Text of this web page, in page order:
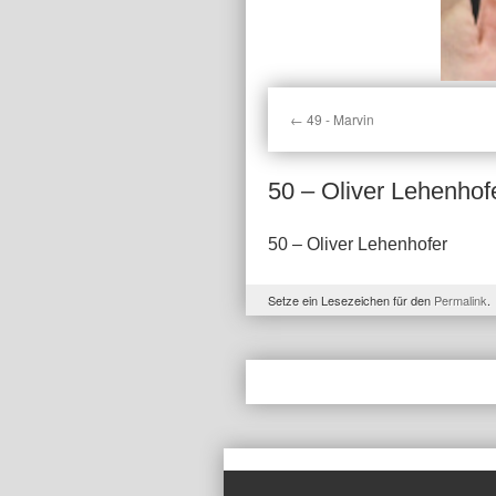
49 - Marvin
50 – Oliver
50 – Oliver Lehenhofer
Setze ein Lesezeichen für den Permalink.